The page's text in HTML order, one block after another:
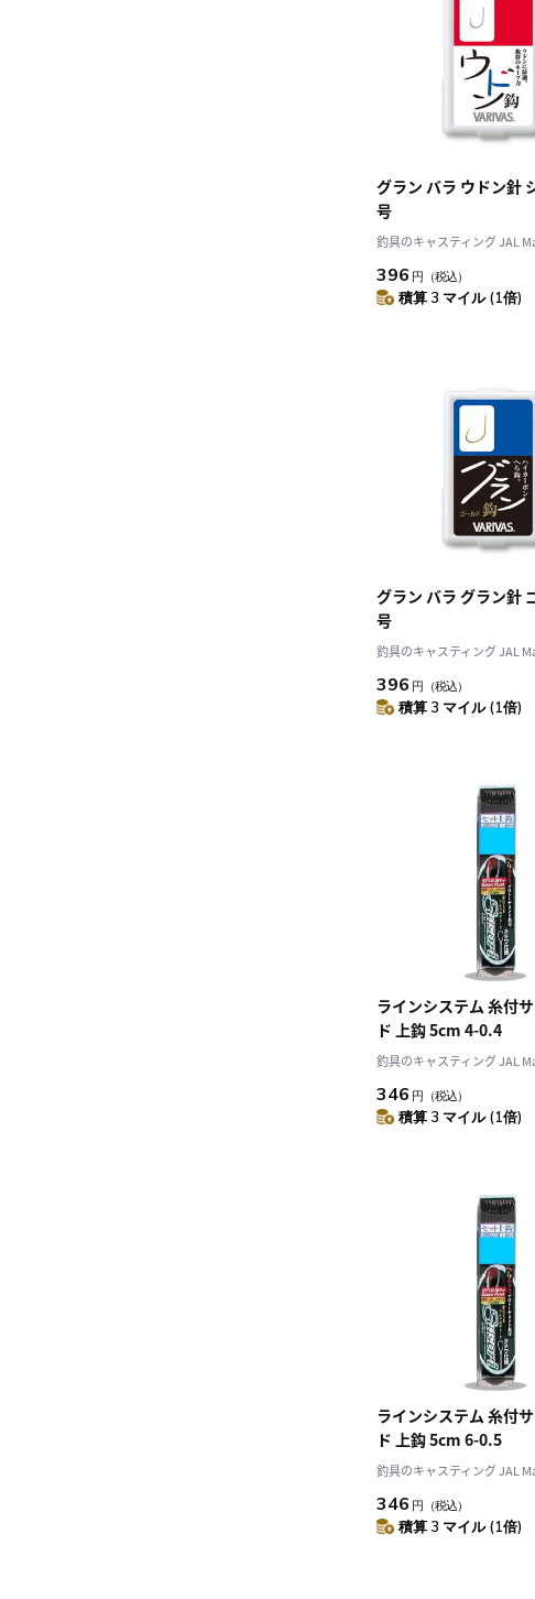
グラン バラ ウドン針
号
釣具のキャスティング JAL
396 円 （税込）
積算 3 マイル (1倍)
グラン バラ グラン針
号
釣具のキャスティング JAL
396 円 （税込）
積算 3 マイル (1倍)
ラインシステム 糸付
ド 上鈎 5cm 4-0.4
釣具のキャスティング JAL
346 円 （税込）
積算 3 マイル (1倍)
ラインシステム 糸付
ド 上鈎 5cm 6-0.5
釣具のキャスティング JAL
346 円 （税込）
積算 3 マイル (1倍)